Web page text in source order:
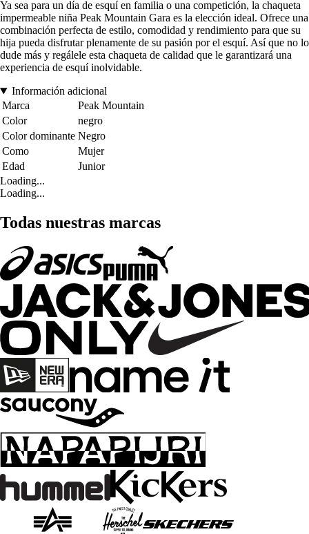
Ya sea para un día de esquí en familia o una competición, la chaqueta
impermeable niña Peak Mountain Gara es la elección ideal. Ofrece una
combinación perfecta de estilo, comodidad y rendimiento para que su
hija pueda disfrutar plenamente de su pasión por el esquí. Así que no lo
dude más y regálele esta chaqueta de calidad que le garantizará una
experiencia de esquí inolvidable.
Información adicional
Marca
Peak Mountain
Color
negro
Color dominante Negro
Como
Mujer
Edad
Junior
Loading...
Loading...
Todas nuestras marcas